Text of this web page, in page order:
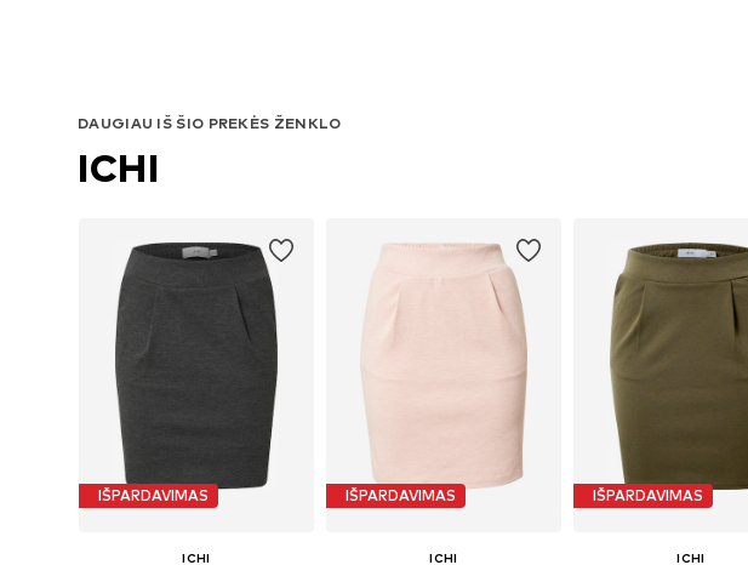
DAUGIAU IŠ ŠIO PREKĖS ŽENKLO
ICHI
IŠPARDAVIMAS
ICHI
IŠPARDAVIMAS
ICHI
IŠPARDAVIMAS
ICHI